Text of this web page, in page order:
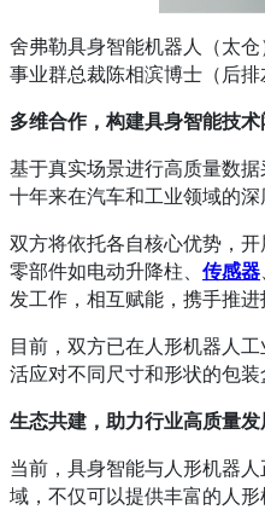
舍弗勒具身智能机器人（太
事业群总裁陈相滨博士（后
多维合作，构建具身智能技
基于真实场景进行高质量数
十年来在汽车和工业领域的
双方将依托各自核心优势，
零部件如电动升降柱、 传感器
发工作，相互赋能，携手推进
目前，双方已在人形机器人
活应对不同尺寸和形状的包装
生态共建，助力行业高质量发
当前，具身智能与人形机器
域，不仅可以提供丰富的人